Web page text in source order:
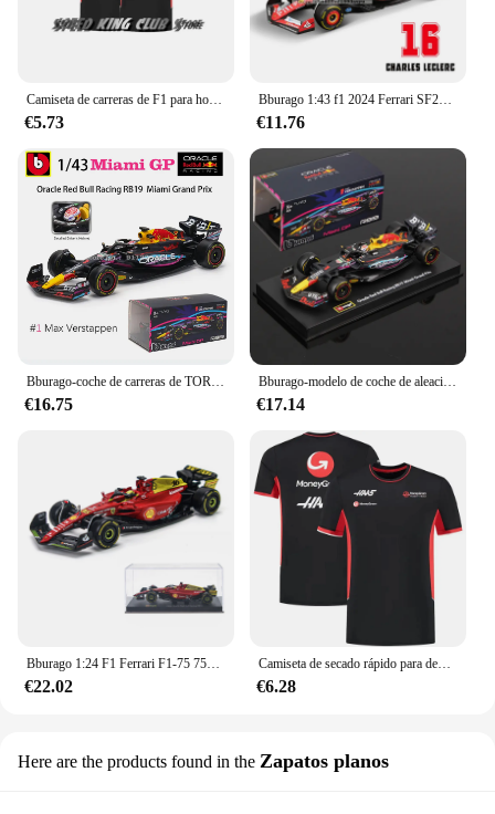
Camiseta de carreras de F1 para hombre y mujer, camisa de manga corta transpirable, camisetas de ciclismo, Tops de secado rápido, verano, 2024
€5.73
Bburago 1:43 f1 2024 Ferrari SF24 # 16 lecler # 55 sainz jr. legierung auto druckguss modelo spielzeug sammlung erste reihenfolge
€11.76
Bburago-coche de carreras de TORO ROJO RB19, juguete de aleación, 1:43, 2023, F1, Miami GP 1 # Verstappen 11 # Perez
€16.75
Bburago-modelo de coche de aleación para niños, Oracle juguete de Red Bull Racing, Miami Grand Prix 2023, 1:43 F1 RB19, 1 # Verstappen 11 # Perez Redbull Diecast
€17.14
Bburago 1:24 F1 Ferrari F1-75 75o Aniversario # 16 Leclerc # 55 Sainz Monza italiano GP vehículo de aleación coches fundidos a presión modelo juguetes regalo
€22.02
Camiseta de secado rápido para deportes al aire libre, camisa informal de moda, estilo de equipo, gran oferta, V1, Moneygram, nueva
€6.28
Here are the products found in the Zapatos planos